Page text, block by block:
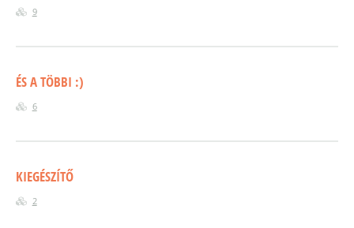
9
ÉS A TÖBBI :)
6
KIEGÉSZÍTŐ
2